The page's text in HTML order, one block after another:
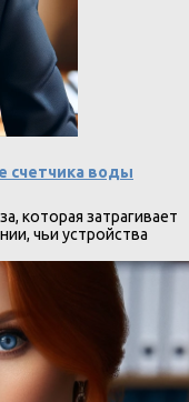
счетчика воды
которая затрагивает
чьи устройства